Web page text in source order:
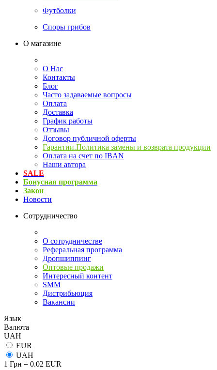
Футболки
Споры грибов
О магазине
О Нас
Контакты
Блог
Часто задаваемые вопросы
Оплата
Доставка
График работы
Отзывы
Договор публичной оферты
Гарантии.Политика замены и возврата продукции
Оплата на счет по IBAN
Наши автора
SALE
Бонусная программа
Закон
Новости
Сотрудничество
О сотрудничестве
Реферальная программа
Дропшиппинг
Оптовые продажи
Интересный контент
SMM
Дистрибьюция
Вакансии
Язык
Валюта
UAH
EUR
UAH
1 Грн = 0.02 EUR